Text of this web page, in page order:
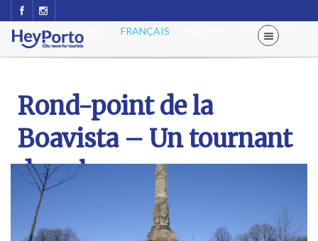
PORTUGUÊS
FRANÇAIS
ESPAÑOL
Rond-point de la
Boavista – Un tournant
dans le paysage